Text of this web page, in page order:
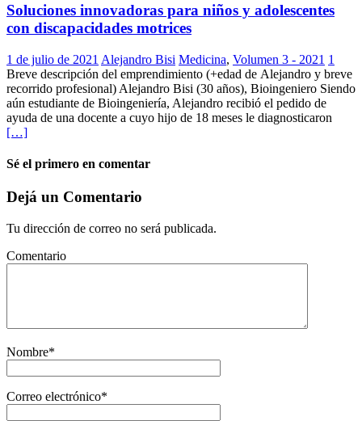
Soluciones innovadoras para niños y adolescentes
con discapacidades motrices
1 de julio de 2021 Alejandro Bisi Medicina, Volumen 3 - 2021 1
Breve descripción del emprendimiento (+edad de Alejandro y breve
recorrido profesional) Alejandro Bisi (30 años), Bioingeniero Siendo
aún estudiante de Bioingeniería, Alejandro recibió el pedido de
ayuda de una docente a cuyo hijo de 18 meses le diagnosticaron
[…]
Sé el primero en comentar
Dejá un Comentario
Tu dirección de correo no será publicada.
Comentario
Nombre*
Correo electrónico*